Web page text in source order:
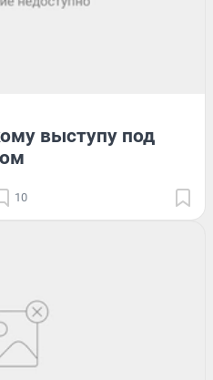
выступу под
10